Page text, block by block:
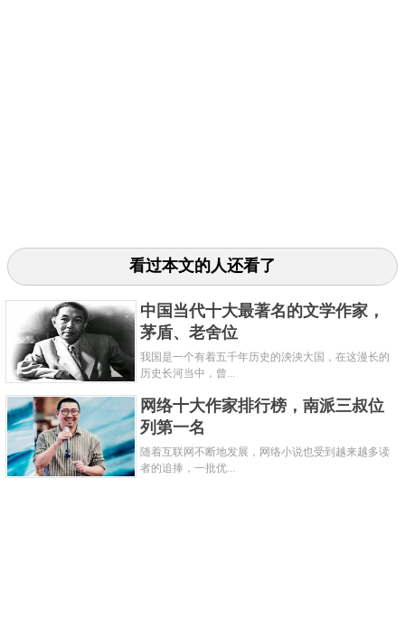
本名：李虎
天蚕土豆也是知名的网络玄幻小说作家，主要的
作品有《斗破苍穹》、《武动乾坤》、《魔兽剑圣异
界纵横》、《大主宰》等。他的很多作品点击率都特
看过本文的人还看了
中国当代十大最著名的文学作家，
茅盾、老舍位
我国是一个有着五千年历史的泱泱大国，在这漫长的
历史长河当中，曾...
网络十大作家排行榜，南派三叔位
列第一名
随着互联网不断地发展，网络小说也受到越来越多读
者的追捧，一批优...